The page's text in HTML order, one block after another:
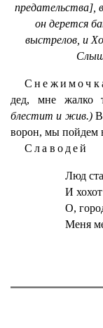
предательства],
он дерется
выстрелов, и
дед, мне жалко
блестит и жив.)
ворон, мы пойдем
Славодей
Люд
И
О,
Меня